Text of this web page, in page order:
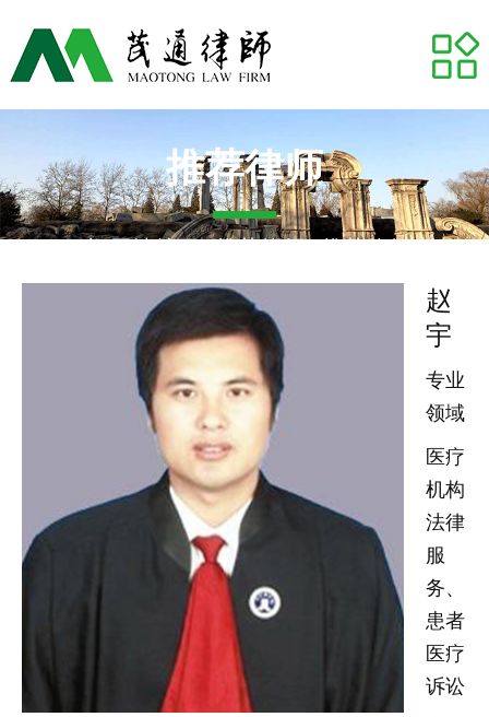
网站首页
专业领域
推荐律师
代表案例
业务研究
茂通帮你
法治体检
推荐律师
赵
宇
专业
领域
医疗
机构
法律
服
务、
患者
医疗
诉讼